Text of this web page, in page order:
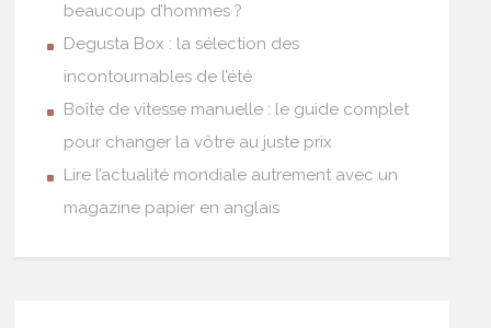
beaucoup d’hommes ?
Degusta Box : la sélection des
incontournables de l’été
Boîte de vitesse manuelle : le guide complet
pour changer la vôtre au juste prix
Lire l’actualité mondiale autrement avec un
magazine papier en anglais